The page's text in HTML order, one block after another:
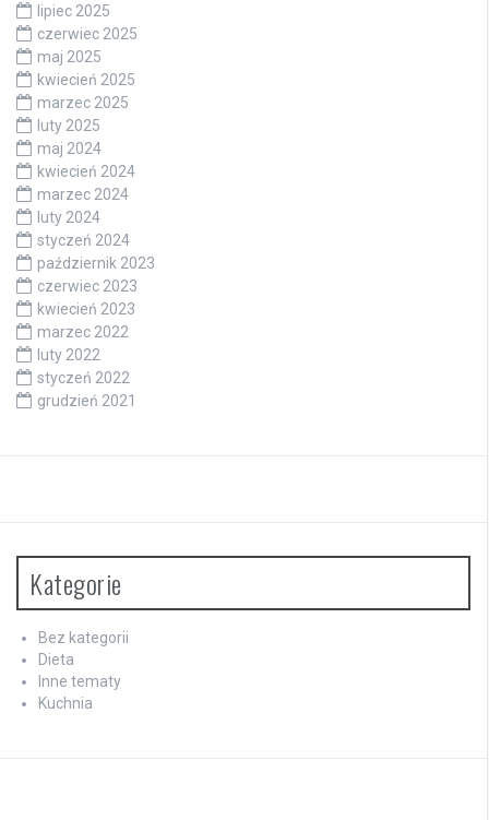
lipiec 2025
czerwiec 2025
maj 2025
kwiecień 2025
marzec 2025
luty 2025
maj 2024
kwiecień 2024
marzec 2024
luty 2024
styczeń 2024
październik 2023
czerwiec 2023
kwiecień 2023
marzec 2022
luty 2022
styczeń 2022
grudzień 2021
Kategorie
Bez kategorii
Dieta
Inne tematy
Kuchnia